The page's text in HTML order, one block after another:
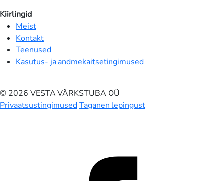
Kiirlingid
Meist
Kontakt
Teenused
Kasutus- ja andmekaitsetingimused
© 2026 VESTA VÄRKSTUBA OÜ
PrivaatsustingimusedTaganen lepingust